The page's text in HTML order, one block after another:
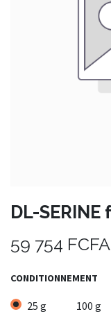
DL-
59 754 FCFA
CONDITIONNEMENT
25 g 100 g